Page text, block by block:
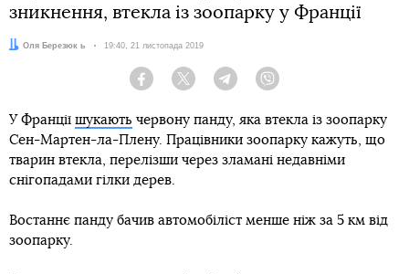
зникнення, втекла із зоопарку у Франції
Автор:
Оля Березюк ь Дата:
19:40, 21 листопада 2019
Facebook Twitter Telegram
У Франції шукають червону панду, яка втекла із зоопарку
Сен-Мартен-ла-Плену. Працівники зоопарку кажуть, що
тварин втекла, перелізши через зламані недавніми
снігопадами гілки дерев.
Востаннє панду бачив автомобіліст менше ніж за 5 км від
зоопарку.